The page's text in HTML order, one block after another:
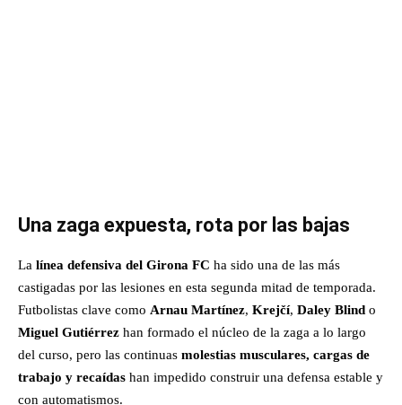
Una zaga expuesta, rota por las bajas
La línea defensiva del Girona FC ha sido una de las más
castigadas por las lesiones en esta segunda mitad de temporada.
Futbolistas clave como Arnau Martínez, Krejčí, Daley Blind o
Miguel Gutiérrez han formado el núcleo de la zaga a lo largo
del curso, pero las continuas molestias musculares, cargas de
trabajo y recaídas han impedido construir una defensa estable y
con automatismos.